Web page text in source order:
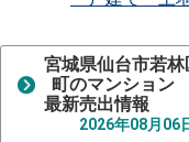
宮城県仙台市若林
町のマンション
最新売出情報
2026年08月06